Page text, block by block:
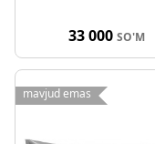
33 000 SO'M
mavjud emas